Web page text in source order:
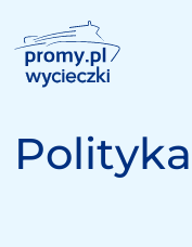
Strona główna